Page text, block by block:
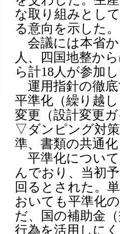
な取り組みとし
る意向を示した。
会議には本省か
人、四国地整か
ら計18人が参加
運用指針の徹
平準化（繰り越
変更（設計変更
▽ダンピング対
準、書類の共通
平準化につい
んでおり、当初
回るとされた。
おいても平準化
だ、国の補助金
行為を活用し